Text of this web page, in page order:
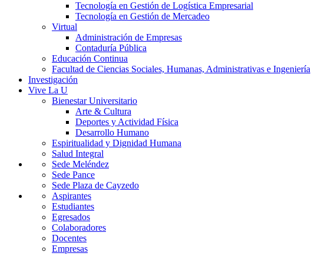
Tecnología en Gestión de Logística Empresarial
Tecnología en Gestión de Mercadeo
Virtual
Administración de Empresas
Contaduría Pública
Educación Continua
Facultad de Ciencias Sociales, Humanas, Administrativas e Ingeniería
Investigación
Vive La U
Bienestar Universitario
Arte & Cultura
Deportes y Actividad Física
Desarrollo Humano
Espiritualidad y Dignidad Humana
Salud Integral
Sede Meléndez
Sede Pance
Sede Plaza de Cayzedo
Aspirantes
Estudiantes
Egresados
Colaboradores
Docentes
Empresas